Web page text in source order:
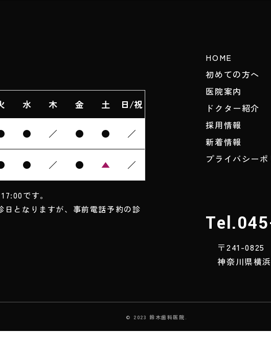
水 木 金 土 日/祝
● ／ ● ● ／
● ／ ● ▲ ／
です。
となりますが、事前電話予約の診
HOME
初めての方へ
医院案内
ドクター紹介
採用情報
新着情報
プライバシーポ
〒241-0825
神奈川県横
© 2023 鈴木歯科医院.